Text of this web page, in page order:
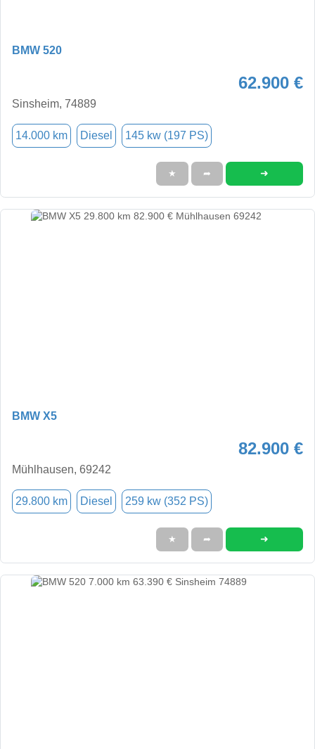
BMW 520
62.900 €
Sinsheim, 74889
14.000 km Diesel 145 kw (197 PS)
★ ➦ ➜
BMW X5
82.900 €
Mühlhausen, 69242
29.800 km Diesel 259 kw (352 PS)
★ ➦ ➜